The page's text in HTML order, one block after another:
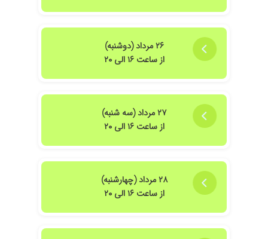
۲۶ مرداد (دوشنبه)
از ساعت ۱۶ الی ۲۰
۲۷ مرداد (سه شنبه)
از ساعت ۱۶ الی ۲۰
۲۸ مرداد (چهارشنبه)
از ساعت ۱۶ الی ۲۰